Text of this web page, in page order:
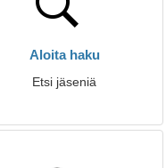
Aloita haku
Etsi jäseniä